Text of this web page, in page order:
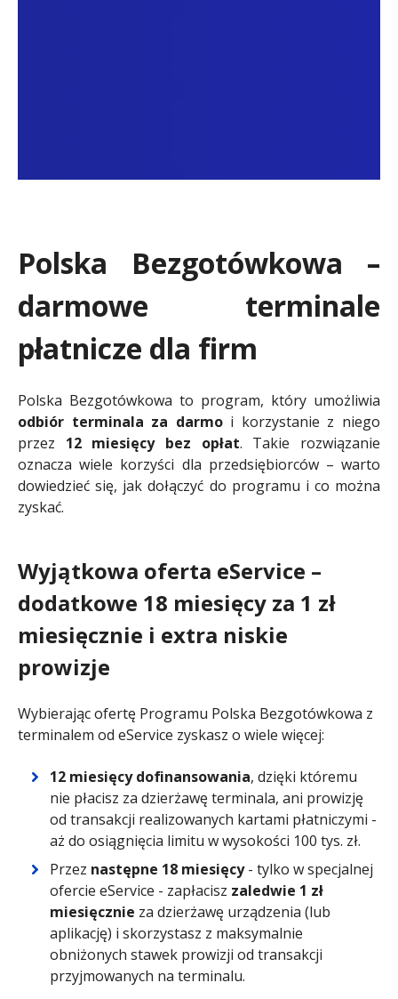
Polska Bezgotówkowa –
darmowe terminale
płatnicze dla firm
Polska Bezgotówkowa to program, który umożliwia
odbiór terminala za darmo i korzystanie z niego
przez 12 miesięcy bez opłat. Takie rozwiązanie
oznacza wiele korzyści dla przedsiębiorców – warto
dowiedzieć się, jak dołączyć do programu i co można
zyskać.
Wyjątkowa oferta eService –
dodatkowe 18 miesięcy za 1 zł
miesięcznie i extra niskie
prowizje
Wybierając ofertę Programu Polska Bezgotówkowa z
terminalem od eService zyskasz o wiele więcej:
12 miesięcy dofinansowania, dzięki któremu
nie płacisz za dzierżawę terminala, ani prowizję
od transakcji realizowanych kartami płatniczymi -
aż do osiągnięcia limitu w wysokości 100 tys. zł.
Przez następne 18 miesięcy- tylko w specjalnej
ofercie eService - zapłacisz zaledwie 1 zł
miesięcznie za dzierżawę urządzenia (lub
aplikację) i skorzystasz z maksymalnie
obniżonych stawek prowizji od transakcji
przyjmowanych na terminalu.